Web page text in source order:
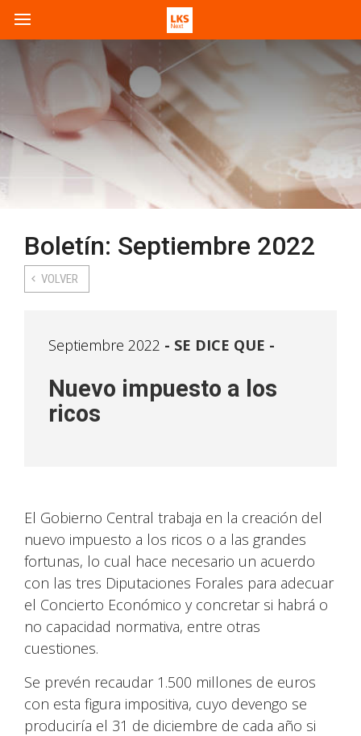
Boletín: Septiembre 2022
VOLVER
Septiembre 2022 SE DICE QUE -
Nuevo impuesto a los
ricos
El Gobierno Central trabaja en la creación del
nuevo impuesto a los ricos o a las grandes
fortunas, lo cual hace necesario un acuerdo
con las tres Diputaciones Forales para adecuar
el Concierto Económico y concretar si habrá o
no capacidad normativa, entre otras
cuestiones.
Se prevén recaudar 1.500 millones de euros
con esta figura impositiva, cuyo devengo se
produciría el 31 de diciembre de cada año si